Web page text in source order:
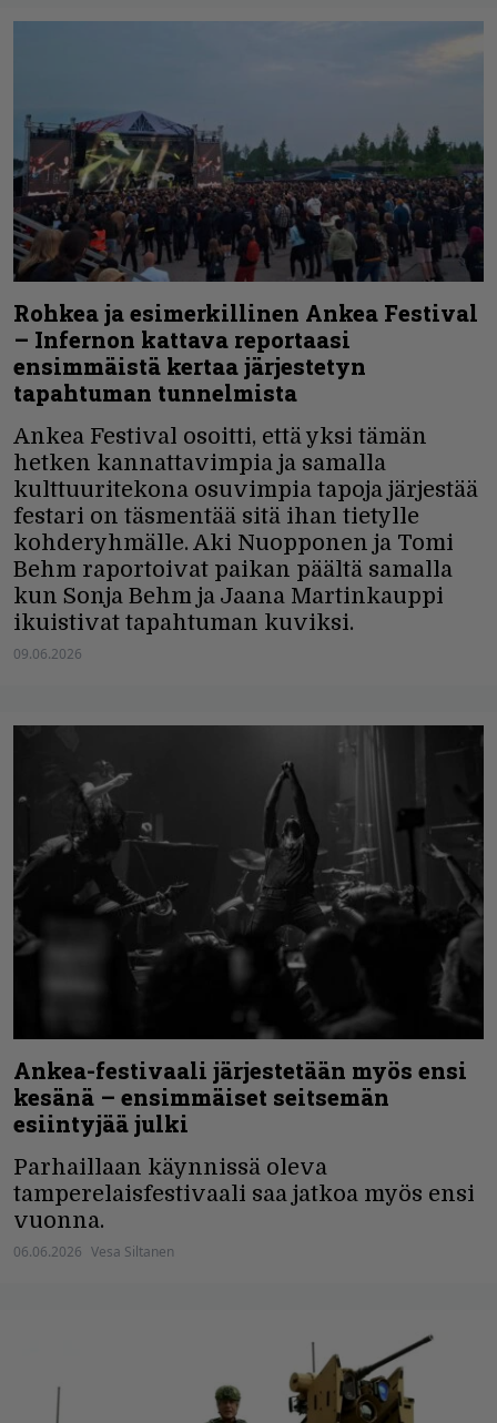
Rohkea ja esimerkillinen Ankea Festival
– Infernon kattava reportaasi
ensimmäistä kertaa järjestetyn
tapahtuman tunnelmista
Ankea Festival osoitti, että yksi tämän
hetken kannattavimpia ja samalla
kulttuuritekona osuvimpia tapoja järjestää
festari on täsmentää sitä ihan tietylle
kohderyhmälle. Aki Nuopponen ja Tomi
Behm raportoivat paikan päältä samalla
kun Sonja Behm ja Jaana Martinkauppi
ikuistivat tapahtuman kuviksi.
09.06.2026
Ankea-festivaali järjestetään myös ensi
kesänä – ensimmäiset seitsemän
esiintyjää julki
Parhaillaan käynnissä oleva
tamperelaisfestivaali saa jatkoa myös ensi
vuonna.
06.06.2026 Vesa Siltanen